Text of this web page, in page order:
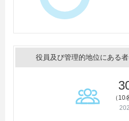
役員及び管理的地位にある
（10